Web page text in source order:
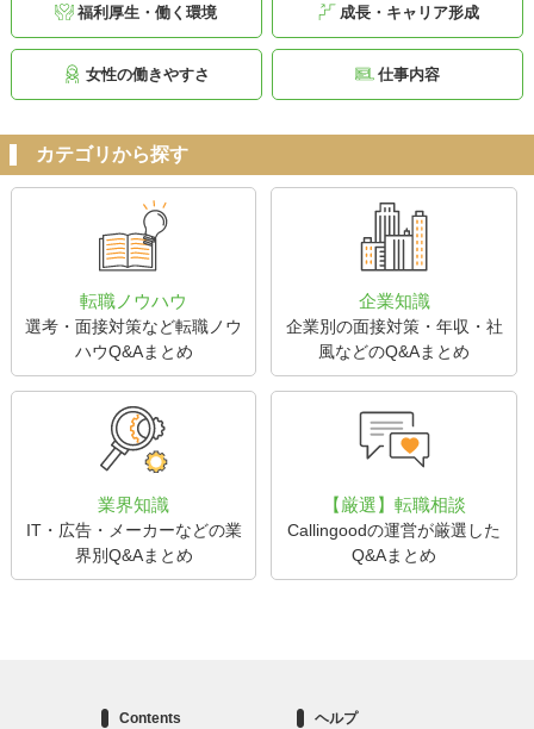
福利厚生・働く環境 成長・キャリア形成
女性の働きやすさ 仕事内容
カテゴリから探す
転職ノウハウ
選考・面接対策など転職ノウ
ハウQ&Aまとめ
企業知識
企業別の面接対策・年収・社
風などのQ&Aまとめ
業界知識
IT・広告・メーカーなどの業
界別Q&Aまとめ
【厳選】転職相談
Callingoodの運営が厳選した
Q&Aまとめ
Contents ヘルプ